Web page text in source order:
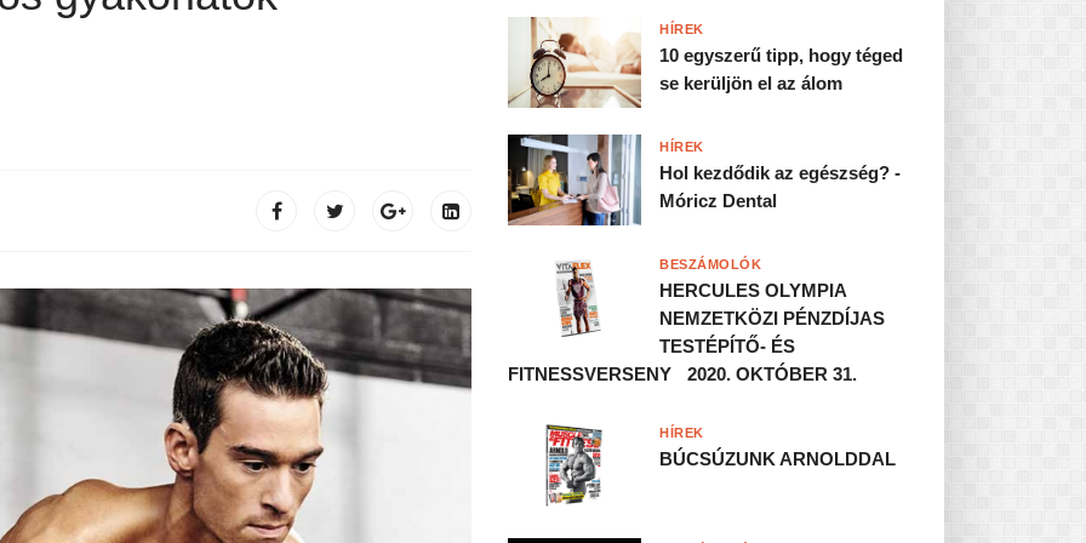
10 egyszerű tipp, hogy téged
se kerüljön el az álom
HÍREK
Hol kezdődik az egészség? -
Móricz Dental
HÍREK
HERCULES OLYMPIA
NEMZETKÖZI PÉNZDÍJAS
TESTÉPÍTŐ- ÉS
FITNESSVERSENY 2020. OKTÓBER 31.
BESZÁMOLÓK
BÚCSÚZUNK ARNOLDDAL
HÍREK